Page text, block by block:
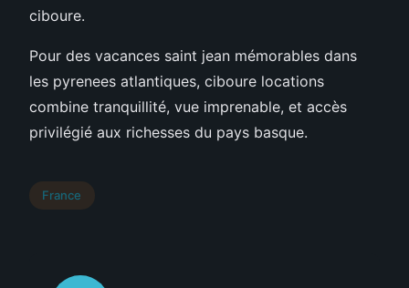
ciboure.
Pour des vacances saint jean mémorables dans
les pyrenees atlantiques, ciboure locations
combine tranquillité, vue imprenable, et accès
privilégié aux richesses du pays basque.
France